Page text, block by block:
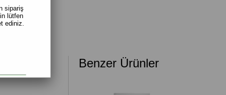
Benzer Ürünler
sipariş
lütfen
ediniz.